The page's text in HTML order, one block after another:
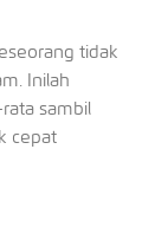
tidak
Inilah
sambil
cepat